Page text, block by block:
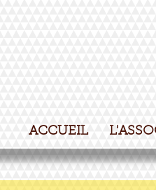
ACCUEIL